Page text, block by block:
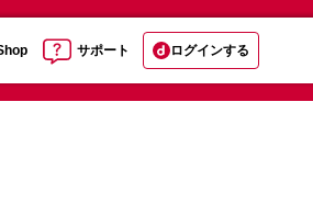
サポート ログインする